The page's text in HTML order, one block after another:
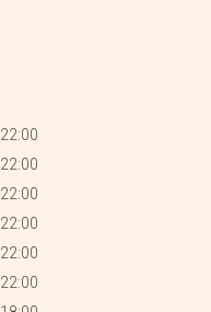
22:00
22:00
22:00
22:00
22:00
22:00